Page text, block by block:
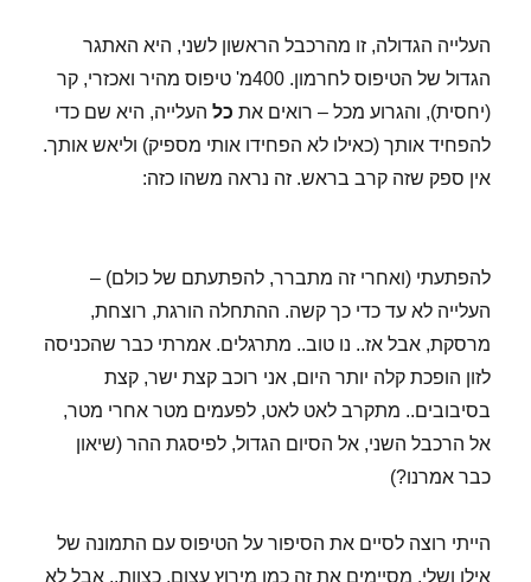
העלייה הגדולה, זו מהרכבל הראשון לשני, היא האתגר
הגדול של הטיפוס לחרמון. 400מ' טיפוס מהיר ואכזרי, קר
(יחסית), והגרוע מכל – רואים את כל העלייה, היא שם כדי
להפחיד אותך (כאילו לא הפחידו אותי מספיק) וליאש אותך.
אין ספק שזה קרב בראש. זה נראה משהו כזה:
להפתעתי (ואחרי זה מתברר, להפתעתם של כולם) –
העלייה לא עד כדי כך קשה. ההתחלה הורגת, רוצחת,
מרסקת, אבל אז.. נו טוב.. מתרגלים. אמרתי כבר שהכניסה
לזון הופכת קלה יותר היום, אני רוכב קצת ישר, קצת
בסיבובים.. מתקרב לאט לאט, לפעמים מטר אחרי מטר,
אל הרכבל השני, אל הסיום הגדול, לפיסגת ההר (שיאון
כבר אמרנו?)
הייתי רוצה לסיים את הסיפור על הטיפוס עם התמונה של
אילן ושלי, מסיימים את זה כמו מירוץ עצום, כצוות.. אבל לא